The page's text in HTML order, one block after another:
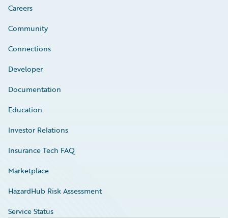
Careers
Community
Connections
Developer
Documentation
Education
Investor Relations
Insurance Tech FAQ
Marketplace
HazardHub Risk Assessment
Service Status